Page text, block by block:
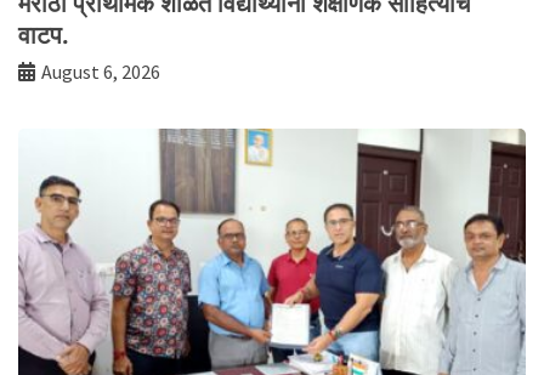
वाटप.
August 6, 2026